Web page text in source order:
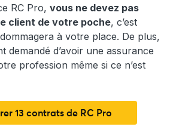
RC Pro, vous ne devez pas
client de votre poche, c’est
à votre place. De plus,
demandé d’avoir une assurance
profession même si ce n’est
13 contrats de RC Pro